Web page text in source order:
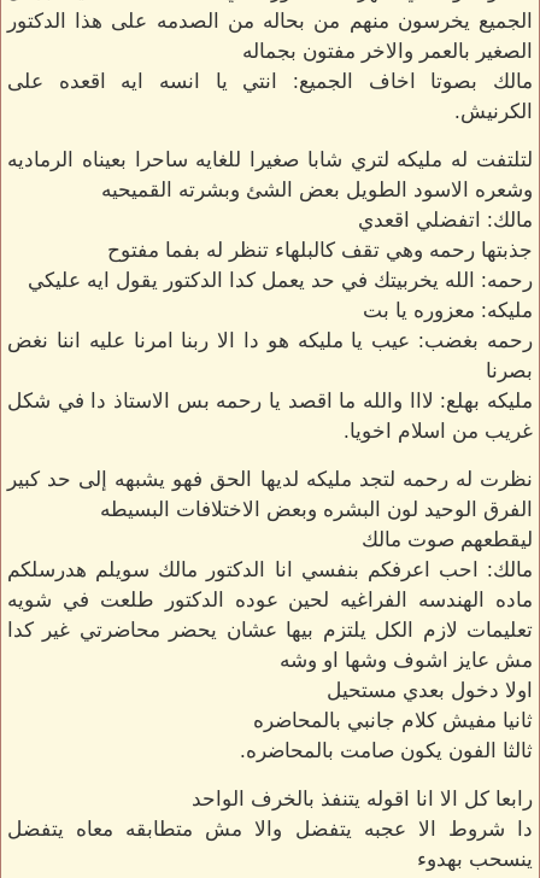
الجميع يخرسون منهم من بحاله من الصدمه على هذا الدكتور
الصغير بالعمر والاخر مفتون بجماله
مالك بصوتا اخاف الجميع: انتي يا انسه ايه اقعده على
الكرنيش.
لتلتفت له مليكه لتري شابا صغيرا للغايه ساحرا بعيناه الرماديه
وشعره الاسود الطويل بعض الشئ وبشرته القميحيه
مالك: اتفضلي اقعدي
جذبتها رحمه وهي تقف كالبلهاء تنظر له بفما مفتوح
رحمه: الله يخربيتك في حد يعمل كدا الدكتور يقول ايه عليكي
مليكه: معزوره يا بت
رحمه بغضب: عيب يا مليكه هو دا الا ربنا امرنا عليه اننا نغض
بصرنا
مليكه بهلع: لااا والله ما اقصد يا رحمه بس الاستاذ دا في شكل
غريب من اسلام اخويا.
نظرت له رحمه لتجد مليكه لديها الحق فهو يشبهه إلى حد كبير
الفرق الوحيد لون البشره وبعض الاختلافات البسيطه
ليقطعهم صوت مالك
مالك: احب اعرفكم بنفسي انا الدكتور مالك سويلم هدرسلكم
ماده الهندسه الفراغيه لحين عوده الدكتور طلعت في شويه
تعليمات لازم الكل يلتزم بيها عشان يحضر محاضرتي غير كدا
مش عايز اشوف وشها او وشه
اولا دخول بعدي مستحيل
ثانيا مفيش كلام جانبي بالمحاضره
ثالثا الفون يكون صامت بالمحاضره.
رابعا كل الا انا اقوله يتنفذ بالخرف الواحد
دا شروط الا عجبه يتفضل والا مش متطابقه معاه يتفضل
ينسحب بهدوء